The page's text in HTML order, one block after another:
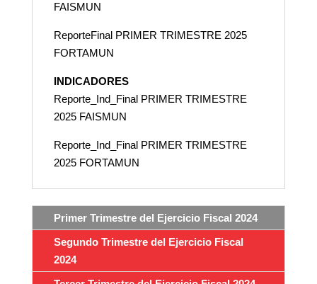
FAISMUN
ReporteFinal PRIMER TRIMESTRE 2025
FORTAMUN
INDICADORES
Reporte_Ind_Final PRIMER TRIMESTRE
2025 FAISMUN
Reporte_Ind_Final PRIMER TRIMESTRE
2025 FORTAMUN
Primer Trimestre del Ejercicio Fiscal 2024
Segundo Trimestre del Ejercicio Fiscal
2024